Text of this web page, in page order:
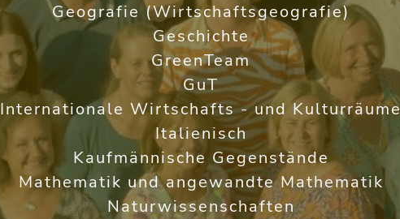
Geografie (Wirtschaftsgeografie)
Geschichte
GreenTeam
GuT
Internationale Wirtschafts - und Kulturräume
Italienisch
Kaufmännische Gegenstände
Mathematik und angewandte Mathematik
Naturwissenschaften